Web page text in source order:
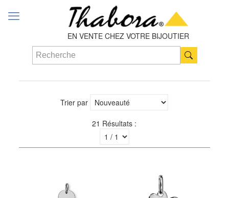
EN VENTE CHEZ VOTRE BIJOUTIER
Trier par
21 Résultats :